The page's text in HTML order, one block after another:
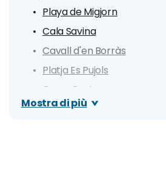
Playa de Migjorn
Cala Savina
Cavall d'en Borràs
Platja Es Pujols
Ca na Costa
Sa Roqueta
Mostra di più